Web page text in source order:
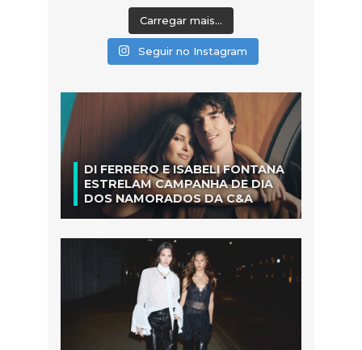
Carregar mais...
Seguir no Instagram
DI FERRERO E ISABELI FONTANA
ESTRELAM CAMPANHA DE DIA
DOS NAMORADOS DA C&A